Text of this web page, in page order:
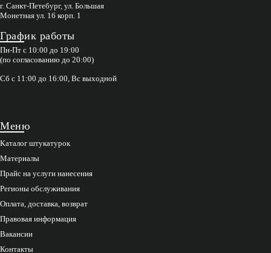
г. Санкт-Петебург, ул. Большая
Монетная ул. 16 корп. 1
График работы
Пн-Пт с 10:00 до 19:00
(по согласованию до 20:00)
Сб с 11:00 до 16:00, Вс выходной
Меню
Каталог штукатурок
Материалы
Прайс на услуги нанесения
Регионы обслуживания
Оплата, доставка, возврат
Правовая информация
Вакансии
Контакты